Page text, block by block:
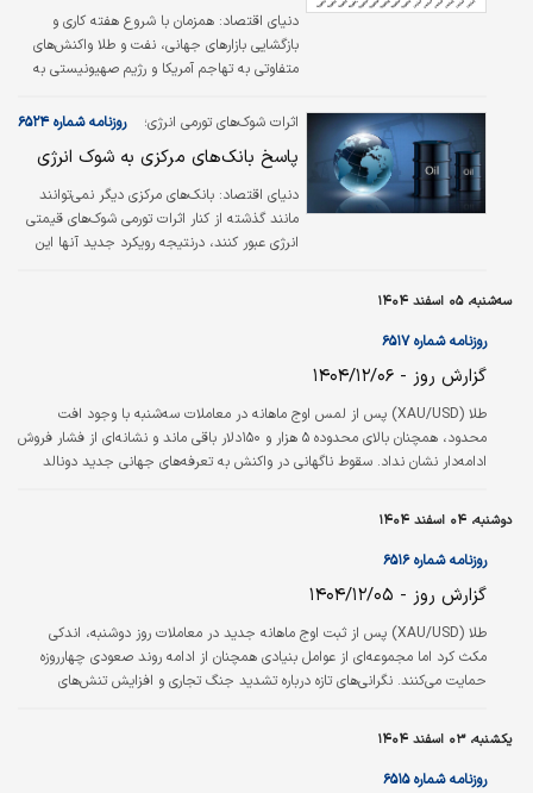
دنیای اقتصاد: همزمان با شروع هفته کاری و
بازگشایی بازارهای جهانی، نفت و طلا واکنش‌های
متفاوتی به تهاجم آمریکا و رژیم صهیونیستی به
اساس، گسترش جنگ در منطقه بهای شاخص
حتی به حدود ۱۱۹دلار یعنی بالاترین سطح از
سال۲۰۲۲ رساند. اختلال در کشتیرانی تنگه هرمز و
کاهش تولید نفت در عراق، کویت و امارات
نگرانی‌ها در زمینه کمبود عرضه جهانی انرژی را
اثرات شوک‌های تورمی انرژی؛ روزنامه شماره ۶۵۲۴
پاسخ بانک‌های مرکزی به شوک انرژی
دنیای اقتصاد: بانک‌های مرکزی دیگر نمی‌توانند
مانند گذشته از کنار اثرات تورمی شوک‌های قیمتی
انرژی عبور کنند، درنتیجه رویکرد جدید آنها این
سه‌شنبه، ۰۵ اسفند ۱۴۰۴
روزنامه شماره ۶۵۱۷
گزارش روز - ۱۴۰۴/۱۲/۰۶
طلا (XAU/USD) پس از لمس اوج ماهانه در معاملات سه‌شنبه با وجود افت
محدود، همچنان بالای محدوده ۵ هزار و ۱۵۰دلار باقی ماند و نشانه‌ای از فشار فروش
ادامه‌دار نشان نداد. سقوط ناگهانی در واکنش به تعرفه‌های جهانی جدید دونالد
چشم‌انداز انقباضی فدرال‌رزرو، عامل اصلی فشار نزولی بر این فلز گران‌بها ارزیابی
می‌شود.
دوشنبه، ۰۴ اسفند ۱۴۰۴
روزنامه شماره ۶۵۱۶
گزارش روز - ۱۴۰۴/۱۲/۰۵
طلا (XAU/USD) پس از ثبت اوج ماهانه جدید در معاملات روز دوشنبه، اندکی
مکث کرد اما مجموعه‌ای از عوامل بنیادی همچنان از ادامه روند صعودی چهارروزه
حمایت می‌کنند. نگرانی‌های تازه درباره تشدید جنگ تجاری و افزایش تنش‌های
تقویت کرده و چشم‌انداز صعودی را معتبر نگه می‌دارند. انتظارات برای کاهش نرخ
بهره همزمان با انتشار رشد ضعیف تولید ناخالص داخلی آمریکا نیز تقویت شد. این
موضوع همراه با عدم قطعیت‌های تجاری، دلار را از اوج اخیرش…
یکشنبه، ۰۳ اسفند ۱۴۰۴
روزنامه شماره ۶۵۱۵